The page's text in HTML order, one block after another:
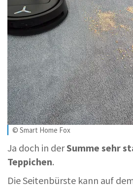
© Smart Home Fox
Ja doch in derSumme sehr
Teppichen.
Die Seitenbürste kann auf